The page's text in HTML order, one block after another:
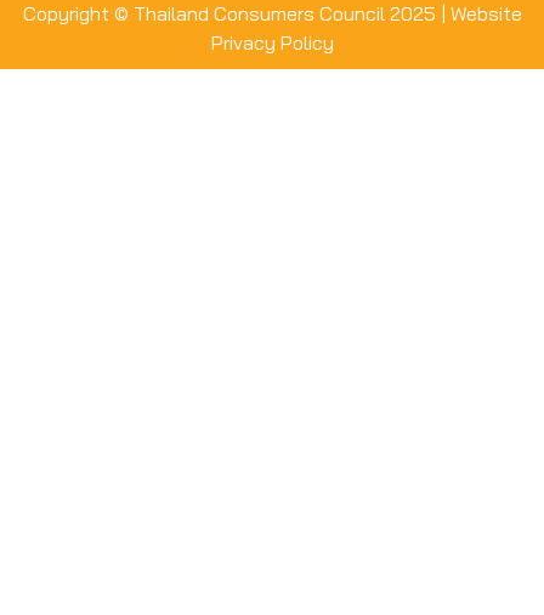
Copyright © Thailand Consumers Council 2025 | Website
Privacy Policy